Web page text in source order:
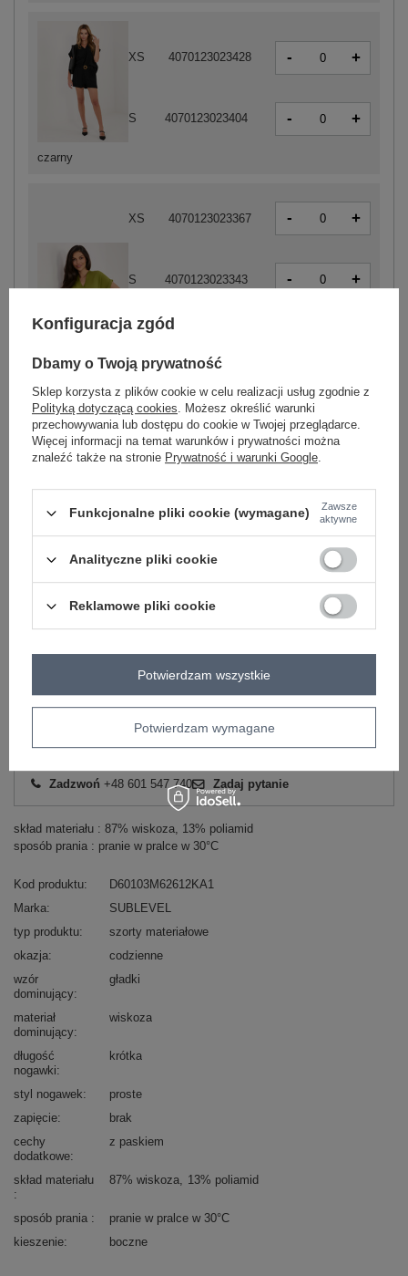
czarny
XS 4070123023428 - +
S 4070123023404 - +
XS 4070123023367 - +
S 4070123023343 - +
4070123023329 -
jasny beżowy
+
L 4070123023268 +
Zobacz wszystkie kolory (+1)
ZALOGUJ SIĘ I ZOBACZ CENĘ
Zadzwoń +48 601 547 740 Zadaj pytanie
skład materiału : 87% wiskoza, 13% poliamid
sposób prania : pranie w pralce w 30°C
Kod produktu
D60103M62612KA1
Marka
SUBLEVEL
typ produktu
szorty materiałowe
okazja
codzienne
wzór
dominujący
gładki
materiał
dominujący
wiskoza
długość
nogawki
krótka
styl nogawek
proste
zapięcie
brak
cechy
dodatkowe
z paskiem
skład materiału 87% wiskoza 13% poliamid
sposób prania
pranie w pralce w 30°C
kieszenie
boczne
Konfiguracja zgód
Dbamy o Twoją prywatność
Sklep korzysta z plików cookie w celu realizacji usług zgodnie z
Polityką dotyczącą cookies. Możesz określić warunki
przechowywania lub dostępu do cookie w Twojej przeglądarce.
Więcej informacji na temat warunków i prywatności można
znaleźć także na stronie Prywatność i warunki Google.
Funkcjonalne pliki cookie (wymagane)
Zawsze
aktywne
Analityczne pliki cookie
Reklamowe pliki cookie
Potwierdzam wymagane
Potwierdzam wszystkie